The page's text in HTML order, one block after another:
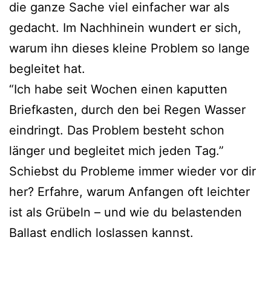
die ganze Sache viel einfacher war als
gedacht. Im Nachhinein wundert er sich,
warum ihn dieses kleine Problem so lange
begleitet hat.
“Ich habe seit Wochen einen kaputten
Briefkasten, durch den bei Regen Wasser
eindringt. Das Problem besteht schon
länger und begleitet mich jeden Tag.”
Schiebst du Probleme immer wieder vor dir
her? Erfahre, warum Anfangen oft leichter
ist als Grübeln – und wie du belastenden
Ballast endlich loslassen kannst.